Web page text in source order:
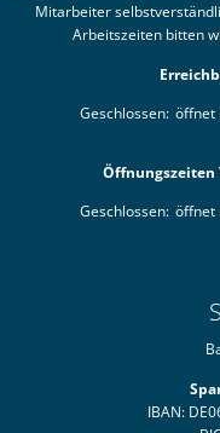
Mitarbeiter
Arbeitszeiten bitten
Klicken, um weitere
Geschlossen: öffnet
Klicken, um weitere
Geschlossen: öffnet
IBAN: